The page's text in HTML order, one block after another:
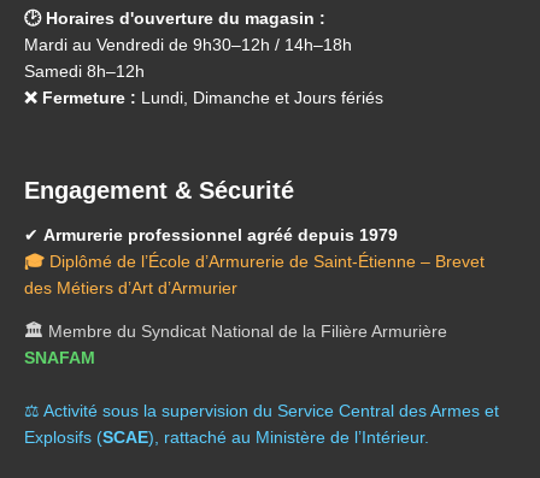
🕑 Horaires d'ouverture du magasin :
Mardi au Vendredi de 9h30–12h / 14h–18h
Samedi 8h–12h
❌ Fermeture : Lundi, Dimanche et Jours fériés
Engagement & Sécurité
✔ Armurerie professionnel agréé depuis 1979
🎓 Diplômé de l’École d’Armurerie de Saint-Étienne – Brevet
des Métiers d’Art d’Armurier
🏛️ Membre du Syndicat National de la Filière Armurière
SNAFAM
⚖️ Activité sous la supervision du Service Central des Armes et
Explosifs (SCAE), rattaché au Ministère de l’Intérieur.